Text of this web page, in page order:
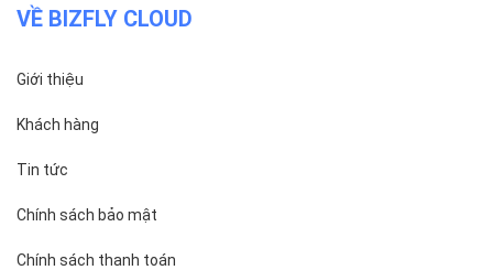
VỀ BIZFLY CLOUD
Giới thiệu
Khách hàng
Tin tức
Chính sách bảo mật
Chính sách thanh toán